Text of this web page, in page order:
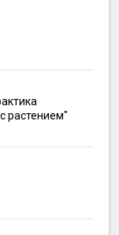
растением"